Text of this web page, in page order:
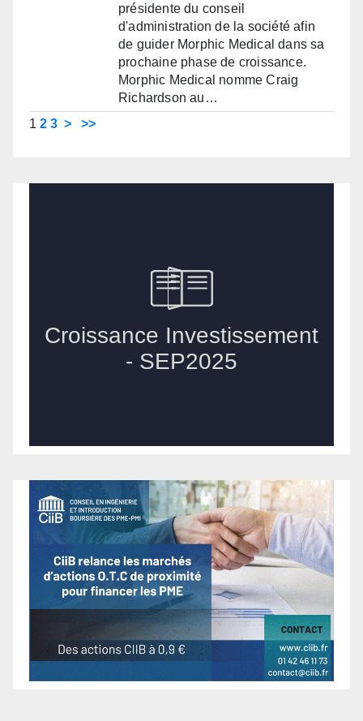
présidente du conseil
d'administration de la société afin
de guider Morphic Medical dans sa
prochaine phase de croissance.
Morphic Medical nomme Craig
Richardson au…
1 2 3 > >>